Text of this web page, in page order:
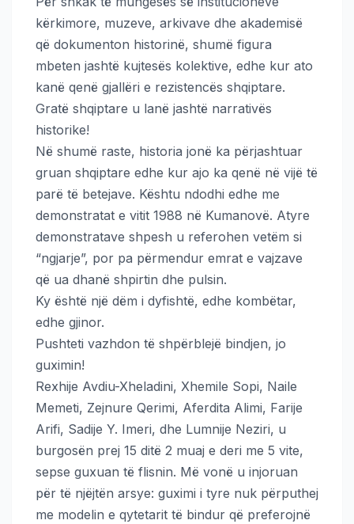
kërkimore, muzeve, arkivave dhe akademisë
që dokumenton historinë, shumë figura
mbeten jashtë kujtesës kolektive, edhe kur ato
kanë qenë gjallëri e rezistencës shqiptare.
Gratë shqiptare u lanë jashtë narrativës
historike!
Në shumë raste, historia jonë ka përjashtuar
gruan shqiptare edhe kur ajo ka qenë në vijë të
parë të betejave. Kështu ndodhi edhe me
demonstratat e vitit 1988 në Kumanovë. Atyre
demonstratave shpesh u referohen vetëm si
“ngjarje”, por pa përmendur emrat e vajzave
që ua dhanë shpirtin dhe pulsin.
Ky është një dëm i dyfishtë, edhe kombëtar,
edhe gjinor.
Pushteti vazhdon të shpërblejë bindjen, jo
guximin!
Rexhije Avdiu-Xheladini, Xhemile Sopi, Naile
Memeti, Zejnure Qerimi, Aferdita Alimi, Farije
Arifi, Sadije Y. Imeri, dhe Lumnije Neziri, u
burgosën prej 15 ditë 2 muaj e deri me 5 vite,
sepse guxuan të flisnin. Më vonë u injoruan
për të njëjtën arsye: guximi i tyre nuk përputhej
me modelin e qytetarit të bindur që preferojnë